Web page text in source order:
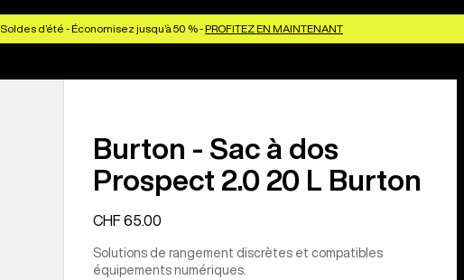
Soldes d’été - Économisez jusqu’à 50 % -PROFITEZ EN MAINTENANT
Burton - Sac à dos
Prospect 2.0 20 L Burton
CHF 65.00
Solutions de rangement discrètes et compatibles
équipements numériques.